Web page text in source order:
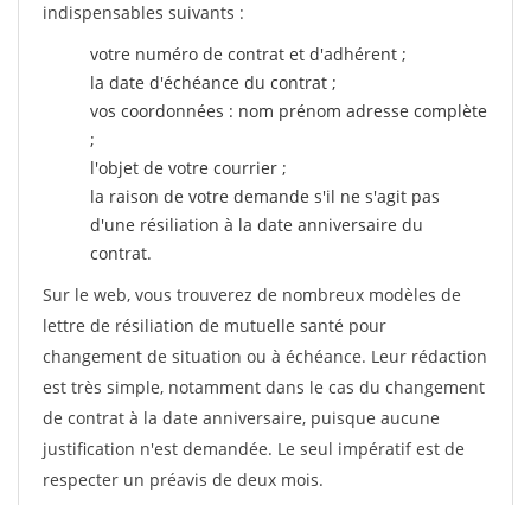
indispensables suivants :
votre numéro de contrat et d'adhérent ;
la date d'échéance du contrat ;
vos coordonnées : nom prénom adresse complète
;
l'objet de votre courrier ;
la raison de votre demande s'il ne s'agit pas
d'une résiliation à la date anniversaire du
contrat.
Sur le web, vous trouverez de nombreux modèles de
lettre de résiliation de mutuelle santé pour
changement de situation ou à échéance. Leur rédaction
est très simple, notamment dans le cas du changement
de contrat à la date anniversaire, puisque aucune
justification n'est demandée. Le seul impératif est de
respecter un préavis de deux mois.